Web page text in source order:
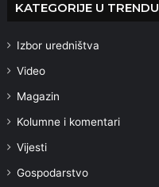
KATEGORIJE U TRENDU
Izbor uredništva
Video
Magazin
Kolumne i komentari
Vijesti
Gospodarstvo